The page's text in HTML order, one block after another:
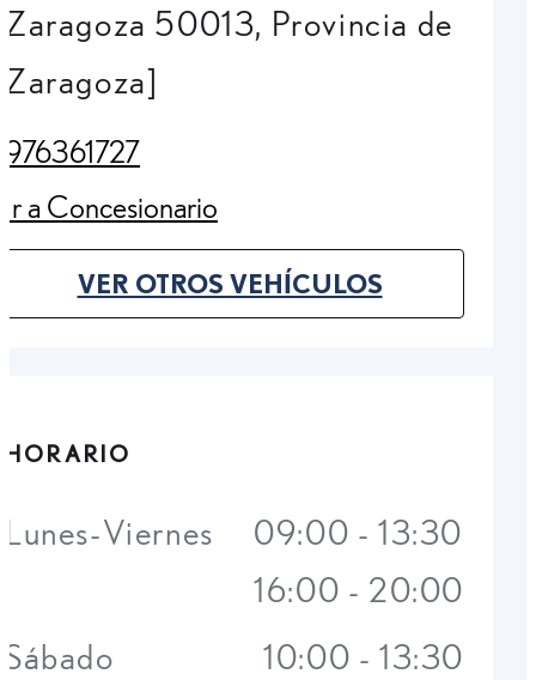
Zaragoza 50013, Provincia de
Zaragoza]
976361727
(Opens in new tab)
Ir a Concesionario
(Opens in new tab)
VER OTROS VEHÍCULOS
(OPENS IN NEW TAB)
HORARIO
Lunes-Viernes
09:00 - 13:30
16:00 - 20:00
Sábado
10:00 - 13:30